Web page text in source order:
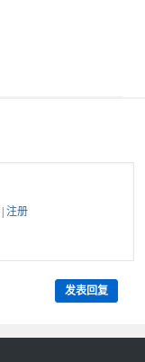
|注册
发表回复